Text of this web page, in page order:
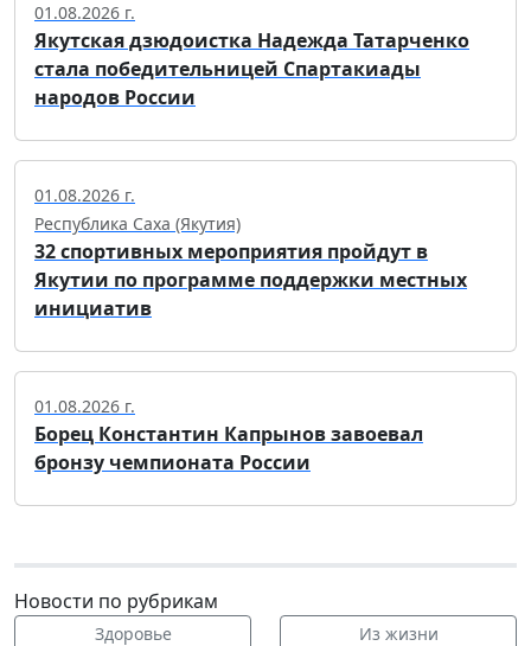
01.08.2026 г.
Якутская дзюдоистка Надежда Татарченко
стала победительницей Спартакиады
народов России
01.08.2026 г.
Республика Саха (Якутия)
32 спортивных мероприятия пройдут в
Якутии по программе поддержки местных
инициатив
01.08.2026 г.
Борец Константин Капрынов завоевал
бронзу чемпионата России
Новости по рубрикам
Здоровье Из жизни